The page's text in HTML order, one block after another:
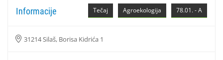
78.01. - A
Agroekologija
Tečaj
Informacije
31214 Silaš, Borisa Kidrića 1